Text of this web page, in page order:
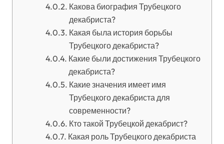
Какова биография Трубецкого
декабриста?
Какая была история борьбы
Трубецкого декабриста?
Какие были достижения Трубецкого
декабриста?
Какие значения имеет имя
Трубецкого декабриста для
современности?
Кто такой Трубецкой декабрист?
Какая роль Трубецкого декабриста